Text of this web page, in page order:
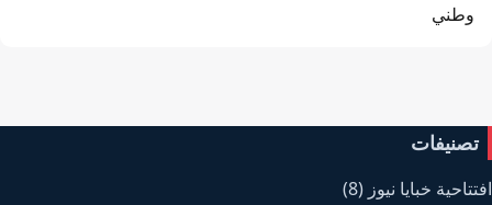
وطني
تصنيفات
افتتاحية خبايا نيوز (8)